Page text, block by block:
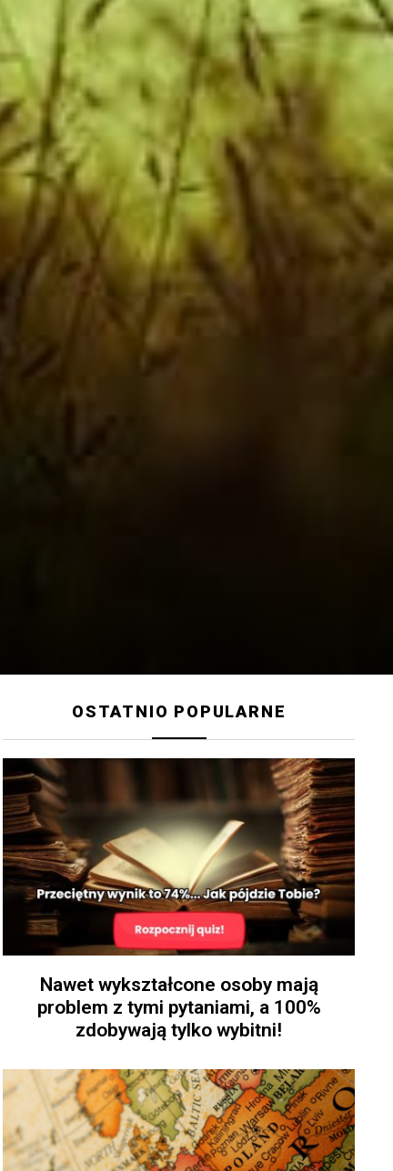
OSTATNIO POPULARNE
Nawet wykształcone osoby mają
problem z tymi pytaniami, a 100%
zdobywają tylko wybitni!